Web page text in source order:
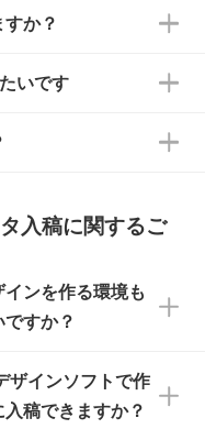
様の条件でご
お気軽にご相談
する備考欄』
荷いたしま
い。
だくと、おおよ
ただけます。
発注をお願いい
い合わせ・お
ります。各商
か？
文確定のご連
ださい。
いです
ジにある商品
パックなど)
に入っていま
いない状態で
や、オリジナル
ん。
なお、海外への
で予めご了承く
入稿に関するご
ンを作る環境も
すか？
ー」を使えば、
を作成できま
ザインソフトで作
稿できますか？